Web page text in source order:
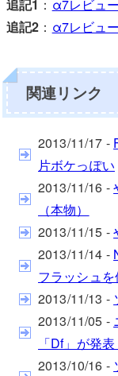
追記1 ： α7レビュ
追記2 ： α7レビュ
関連リンク
2013/11/17 -
片ボケっぽい
2013/11/16 -
（本物）
2013/11/15 -
2013/11/14 -
フラッシュ
2013/11/13 -
2013/11/05 -
「Df」が発表
2013/10/16 -